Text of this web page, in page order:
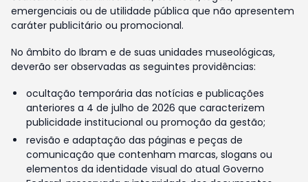
emergenciais ou de utilidade pública que não apresentem
caráter publicitário ou promocional.
No âmbito do Ibram e de suas unidades museológicas,
deverão ser observadas as seguintes providências:
ocultação temporária das notícias e publicações
anteriores a 4 de julho de 2026 que caracterizem
publicidade institucional ou promoção da gestão;
revisão e adaptação das páginas e peças de
comunicação que contenham marcas, slogans ou
elementos da identidade visual do atual Governo